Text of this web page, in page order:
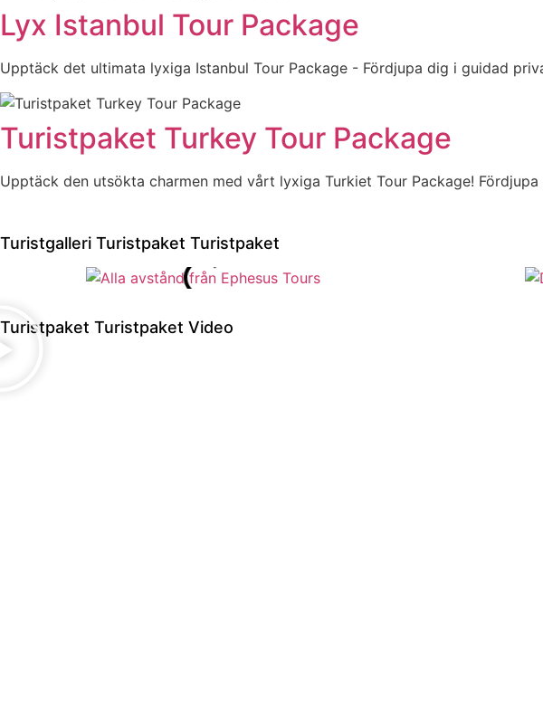
Lyx Istanbul Tour Package
Upptäck det ultimata lyxiga Istanbul Tour Package - Fördjupa dig i guidad
Turistpaket Turkey Tour Package
Upptäck den utsökta charmen med vårt lyxiga Turkiet Tour Package!
Turistgalleri Turistpaket Turistpaket
Turistpaket Turistpaket Video